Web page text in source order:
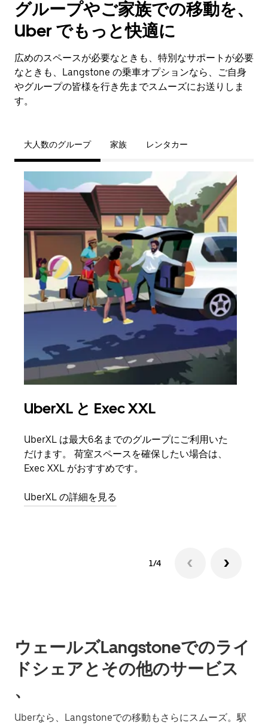
グループやご家族での移動を、
Uber でもっと快適に
広めのスペースが必要なときも、特別なサポートが必要
なときも、Langstone の乗車オプションなら、ご自身
やグループの皆様を行き先までスムーズにお送りしま
す。
大人数のグループ 家族 レンタカー
UberXL と Exec XXL
UberXL は最大6名までのグループにご利用いた
だけます。 荷室スペースを確保したい場合は、
Exec XXL がおすすめです。
UberXL の詳細を見る
1/4
ウェールズLangstoneでのライ
ドシェアとその他のサービス
、
Uberなら、Langstoneでの移動もさらにスムーズ。駅